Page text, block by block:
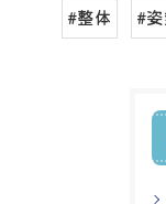
#整体 #